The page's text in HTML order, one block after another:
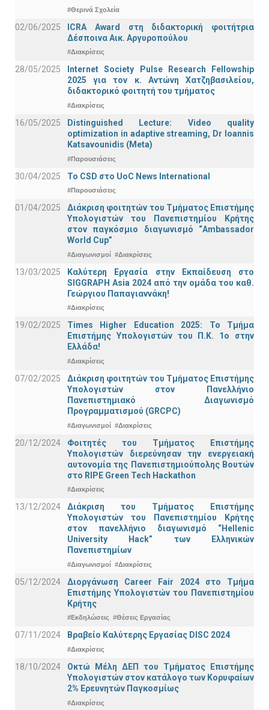
#Θερινά Σχολεία
02/06/2025
ICRA Award στη διδακτορική φοιτήτρια
Δέσποινα Αικ. Αργυροπούλου
#Διακρίσεις
28/05/2025
Internet Society Pulse Research Fellowship
2025 για τον κ. Αντώνη Χατζηβασιλείου,
διδακτορικό φοιτητή του τμήματος
#Διακρίσεις
16/05/2025
Distinguished Lecture: Video quality
optimization in adaptive streaming, Dr Ioannis
Katsavounidis (Meta)
#Παρουσιάσεις
30/04/2025 To CSD στο UoC News International
#Παρουσιάσεις
01/04/2025
Διάκριση φοιτητών του Τμήματος Επιστήμης
Υπολογιστών του Πανεπιστημίου Κρήτης
στον παγκόσμιο διαγωνισμό “Ambassador
World Cup”
#Διαγωνισμοί #Διακρίσεις
13/03/2025
Καλύτερη Εργασία στην Εκπαίδευση στο
SIGGRAPH Asia 2024 από την ομάδα του καθ.
Γεώργιου Παπαγιαννάκη!
#Διακρίσεις
19/02/2025
Times Higher Education 2025: Το Τμήμα
Επιστήμης Υπολογιστών του Π.Κ. 1ο στην
Ελλάδα!
#Διακρίσεις
07/02/2025
Διάκριση φοιτητών του Τμήματος Επιστήμης
Υπολογιστών στον Πανελλήνιο
Πανεπιστημιακό Διαγωνισμό
Προγραμματισμού (GRCPC)
#Διαγωνισμοί #Διακρίσεις
20/12/2024
Φοιτητές του Τμήματος Επιστήμης
Υπολογιστών διερεύνησαν την ενεργειακή
αυτονομία της Πανεπιστημιούπολης Βουτών
στο RIPE Green Tech Hackathon
#Διακρίσεις
13/12/2024
Διάκριση του Τμήματος Επιστήμης
Υπολογιστών του Πανεπιστημίου Κρήτης
στον πανελλήνιο διαγωνισμό “Hellenic
University Hack” των Ελληνικών
Πανεπιστημίων
#Διαγωνισμοί #Διακρίσεις
05/12/2024
Διοργάνωση Career Fair 2024 στο Τμήμα
Επιστήμης Υπολογιστών του Πανεπιστημίου
Κρήτης
#Εκδηλώσεις #Θέσεις Εργασίας
07/11/2024 Βραβείο Καλύτερης Εργασίας DISC 2024
#Διακρίσεις
18/10/2024
Οκτώ Μέλη ΔΕΠ του Τμήματος Επιστήμης
Υπολογιστών στον κατάλογο των Κορυφαίων
2% Ερευνητών Παγκοσμίως
#Διακρίσεις